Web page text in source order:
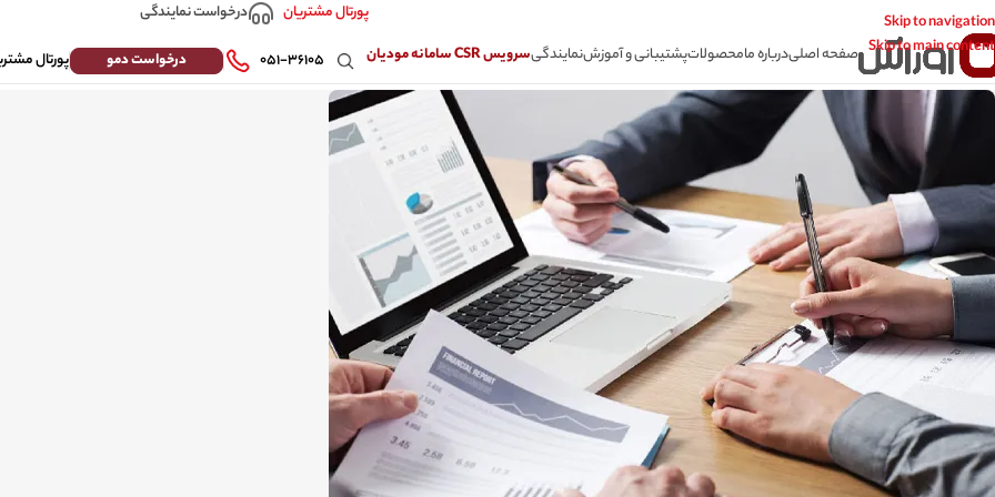
Skip to navigation
Skip to main content
پورتال مشتریان
درخواست نمایندگی
صفحه اصلیدرباره مامحصولاتپشتیبانی و آموزشنمایندگیسرویس CSR سامانه مودیان ۰۵۱-۳۶۱۰۵ درخواست دمو پورتال